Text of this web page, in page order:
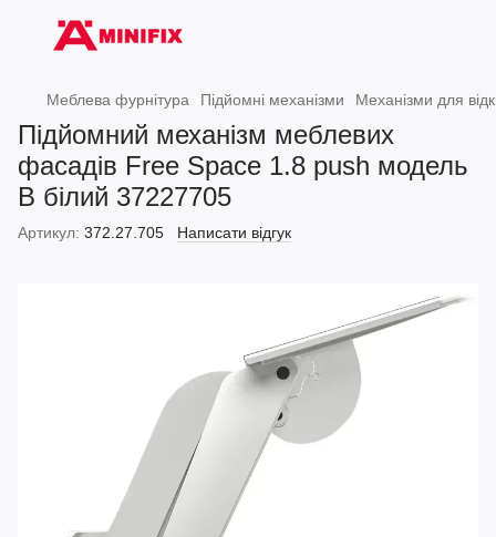
Меблева фурнітура Підйомні механізми Механізми для
Підйомний механізм меблевих
фасадів Free Space 1.8 push модель
B білий 37227705
Артикул: 372.27.705 Написати відгук